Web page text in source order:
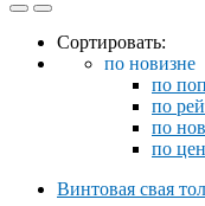
Сортировать:
по новизне
по
по
по
по
Винтовая свая